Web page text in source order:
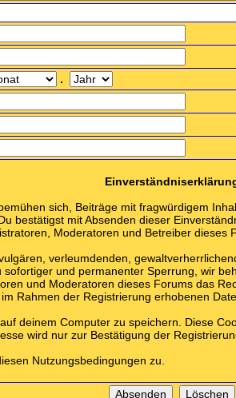
.
sich, Beiträge mit fragwürdigem
bestätigst mit Absenden dieser
Moderatoren und Betreiber dieses
verleumdenden,
und permanenter Sperrung, wir
und Moderatoren dieses Forums das
Rahmen der Registrierung erhobenen
deinem Computer zu speichern. Diese
wird nur zur Bestätigung der
Nutzungsbedingungen zu.